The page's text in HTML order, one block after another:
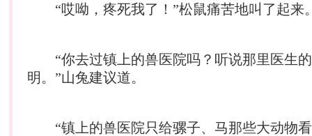
“哎呦，疼死我了！”松鼠痛苦地叫了起来
“你去过镇上的兽医院吗？听说那里医生
明。”山兔建议道。
“镇上的兽医院只给骡子、马那些大动物看